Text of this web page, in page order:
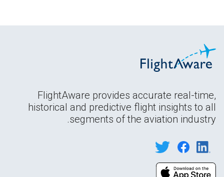
FlightAware provides accurate real-time,
historical and predictive flight insights to all
segments of the aviation industry.